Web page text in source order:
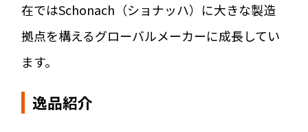
在ではSchonach（ショナッハ）に大きな製造
拠点を構えるグローバルメーカーに成長してい
ます。
逸品紹介